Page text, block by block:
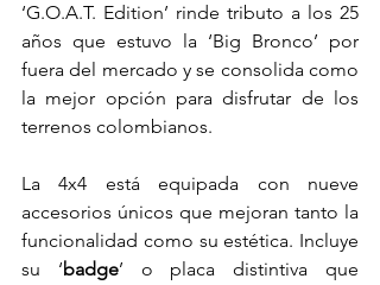
‘G.O.A.T. Edition’ rinde tributo a los 25
años que estuvo la ‘Big Bronco’ por
fuera del mercado y se consolida como
la mejor opción para disfrutar de los
terrenos colombianos.
La 4x4 está equipada con nueve
accesorios únicos que mejoran tanto la
funcionalidad como su estética. Incluye
su ‘badge’ o placa distintiva que